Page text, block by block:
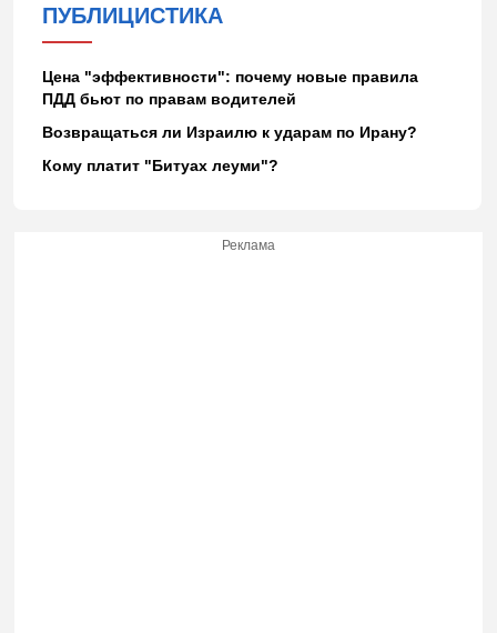
ПУБЛИЦИСТИКА
Цена "эффективности": почему новые правила
ПДД бьют по правам водителей
Возвращаться ли Израилю к ударам по Ирану?
Кому платит "Битуах леуми"?
Реклама